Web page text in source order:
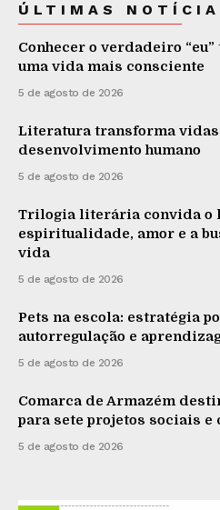
ÚLTIMAS
Conhecer o verdadeiro
uma vida mais consciente
5 de agosto de 2026
Literatura transforma vidas
desenvolvimento humano
5 de agosto de 2026
Trilogia literária convida o
espiritualidade, amor e a
vida
5 de agosto de 2026
Pets na escola: estratégia
autorregulação e
5 de agosto de 2026
Comarca de Armazém
para sete projetos sociais e
5 de agosto de 2026